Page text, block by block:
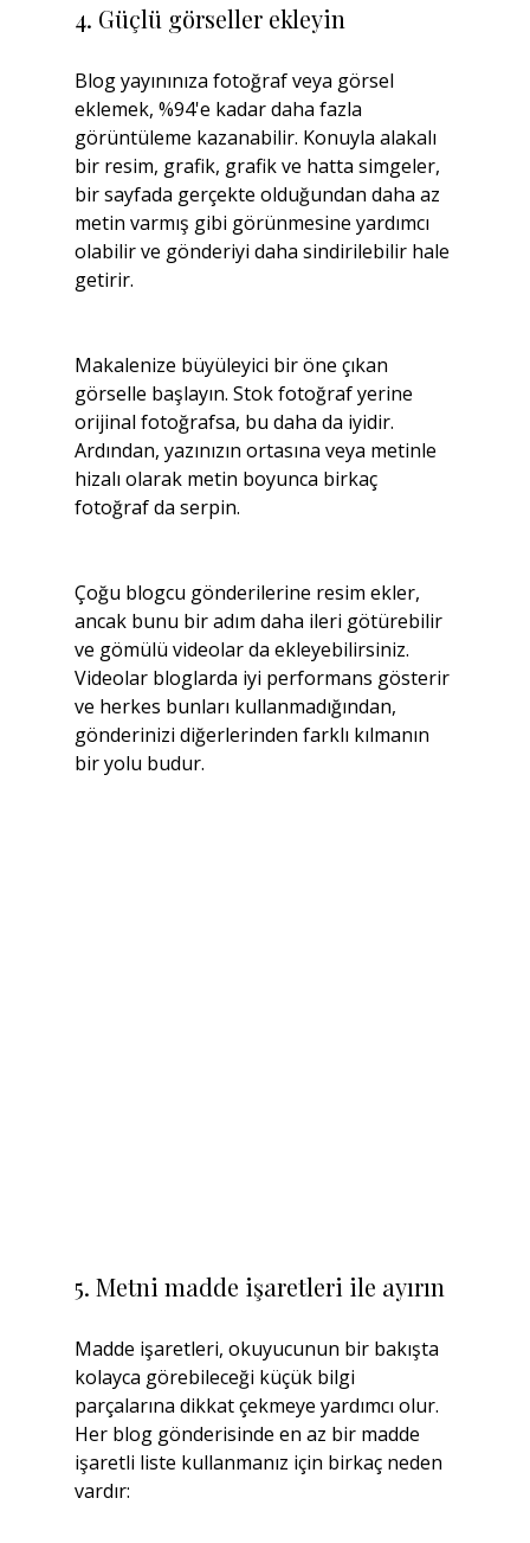
4. Güçlü görseller ekleyin
Blog yayınınıza fotoğraf veya görsel
eklemek, %94'e kadar daha fazla
görüntüleme kazanabilir. Konuyla alakalı
bir resim, grafik, grafik ve hatta simgeler,
bir sayfada gerçekte olduğundan daha az
metin varmış gibi görünmesine yardımcı
olabilir ve gönderiyi daha sindirilebilir hale
getirir.
Makalenize büyüleyici bir öne çıkan
görselle başlayın. Stok fotoğraf yerine
orijinal fotoğrafsa, bu daha da iyidir.
Ardından, yazınızın ortasına veya metinle
hizalı olarak metin boyunca birkaç
fotoğraf da serpin.
Çoğu blogcu gönderilerine resim ekler,
ancak bunu bir adım daha ileri götürebilir
ve gömülü videolar da ekleyebilirsiniz.
Videolar bloglarda iyi performans gösterir
ve herkes bunları kullanmadığından,
gönderinizi diğerlerinden farklı kılmanın
bir yolu budur.
5. Metni madde işaretleri ile ayırın
Madde işaretleri, okuyucunun bir bakışta
kolayca görebileceği küçük bilgi
parçalarına dikkat çekmeye yardımcı olur.
Her blog gönderisinde en az bir madde
işaretli liste kullanmanız için birkaç neden
vardır: